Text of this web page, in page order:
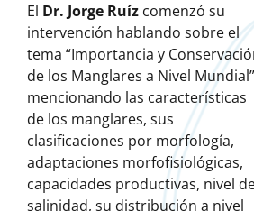
El Dr. Jorge Ruíz comenzó su
intervención hablando sobre el
tema “Importancia y
de los Manglares a Nivel
mencionando las características
de los manglares, sus
clasificaciones por morfología,
adaptaciones morfofisiológicas,
capacidades productivas, nivel
salinidad, su distribución a nivel